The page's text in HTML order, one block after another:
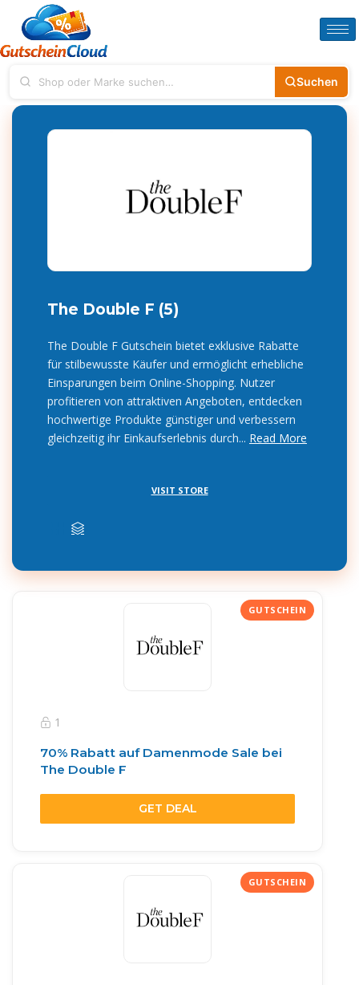
Suchen
The Double F (5)
The Double F Gutschein bietet exklusive Rabatte
für stilbewusste Käufer und ermöglicht erhebliche
Einsparungen beim Online-Shopping. Nutzer
profitieren von attraktiven Angeboten, entdecken
hochwertige Produkte günstiger und verbessern
gleichzeitig ihr Einkaufserlebnis durch... Read More
VISIT STORE
1
70% Rabatt auf Damenmode Sale bei
The Double F
GET DEAL